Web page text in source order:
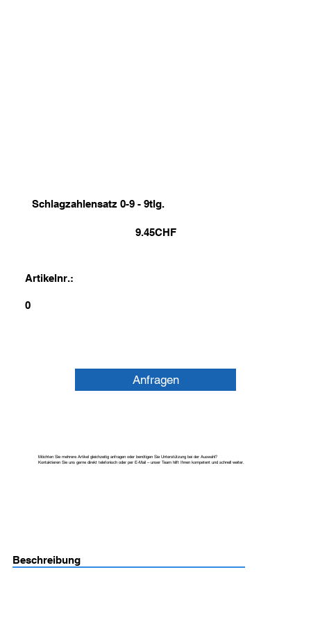
Schlagzahlensatz 0-9 - 9tlg.
9.45CHF
Artikelnr.:
0
Anfragen
Möchten Sie mehrere Artikel gleichzeitig anfragen oder benötigen Sie Unterstützung bei der Auswahl?
Kontaktieren Sie uns gerne direkt telefonisch oder per E-Mail – unser Team hilft Ihnen kompetent und schnell weiter.
Beschreibung